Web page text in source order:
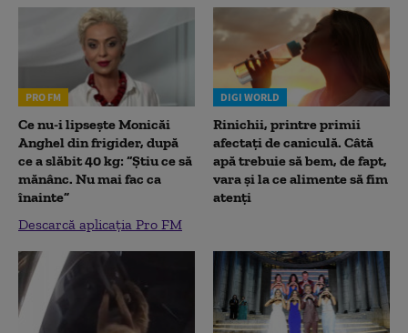
PRO FM
Ce nu-i lipsește Monicăi
Anghel din frigider, după
ce a slăbit 40 kg: “Știu ce să
mănânc. Nu mai fac ca
înainte”
Descarcă aplicația Pro FM
DIGI WORLD
Rinichii, printre primii
afectați de caniculă. Câtă
apă trebuie să bem, de fapt,
vara și la ce alimente să fim
atenți